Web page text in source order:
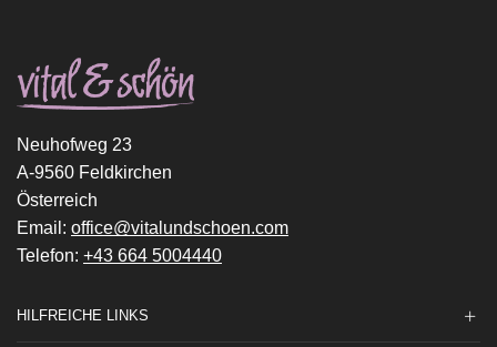
Neuhofweg 23
A-9560 Feldkirchen
Österreich
Email: office@vitalundschoen.com
Telefon: +43 664 5004440
HILFREICHE LINKS